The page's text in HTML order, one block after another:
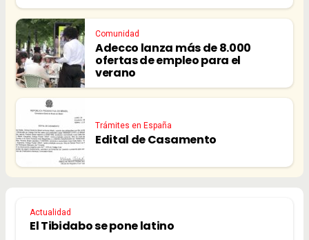
Comunidad
Adecco lanza más de 8.000
ofertas de empleo para el
verano
Trámites en España
Edital de Casamento
Actualidad
El Tibidabo se pone latino